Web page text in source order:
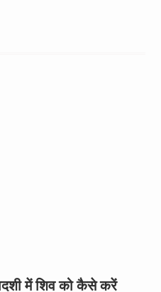
में शिव को कैसे करें